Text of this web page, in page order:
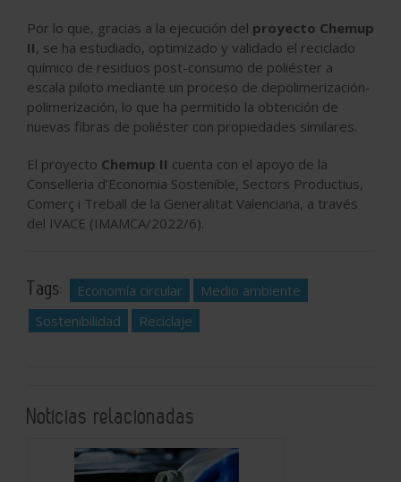
Por lo que, gracias a la ejecución del proyecto Chemup
II, se ha estudiado, optimizado y validado el reciclado
químico de residuos post-consumo de poliéster a
escala piloto mediante un proceso de depolimerización-
polimerización, lo que ha permitido la obtención de
nuevas fibras de poliéster con propiedades similares.
El proyecto Chemup II cuenta con el apoyo de la
Conselleria d’Economia Sostenible, Sectors Productius,
Comerç i Treball de la Generalitat Valenciana, a través
del IVACE (IMAMCA/2022/6).
Tags: Economía circular
Medio ambiente
Sostenibilidad
Reciclaje
Noticias relacionadas